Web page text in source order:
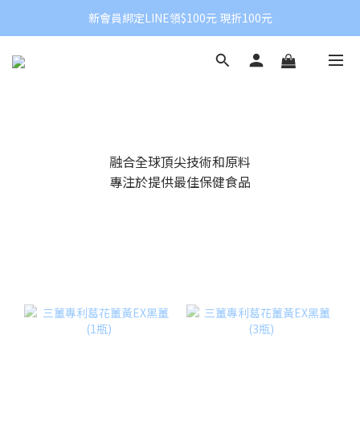
新會員綁定LINE領$100元 現折100元
融合全球頂尖技術和原料
專注於提供最佳保健食品